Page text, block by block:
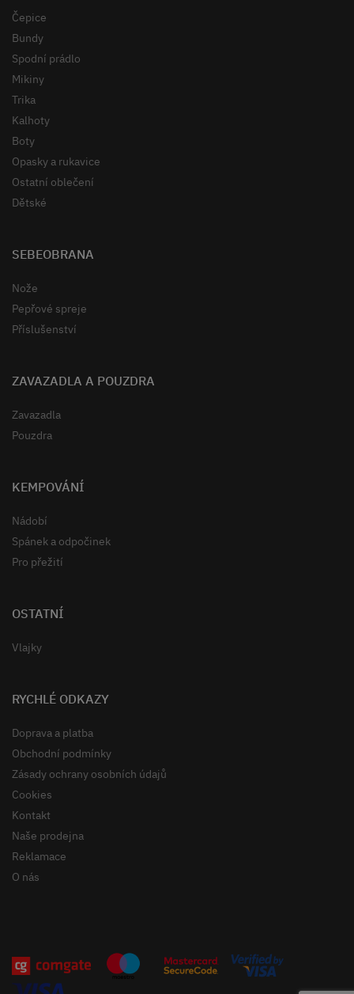
Čepice
Bundy
Spodní prádlo
Mikiny
Trika
Kalhoty
Boty
Opasky a rukavice
Ostatní oblečení
Dětské
SEBEOBRANA
Nože
Pepřové spreje
Příslušenství
ZAVAZADLA A POUZDRA
Zavazadla
Pouzdra
KEMPOVÁNÍ
Nádobí
Spánek a odpočinek
Pro přežití
OSTATNÍ
Vlajky
RYCHLÉ ODKAZY
Doprava a platba
Obchodní podmínky
Zásady ochrany osobních údajů
Cookies
Kontakt
Naše prodejna
Reklamace
O nás